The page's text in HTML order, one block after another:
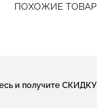
ПОХОЖИЕ
и получите СКИДКУ